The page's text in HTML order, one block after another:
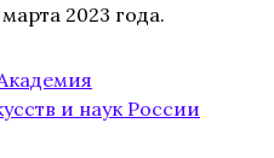
2023 года.
и наук России